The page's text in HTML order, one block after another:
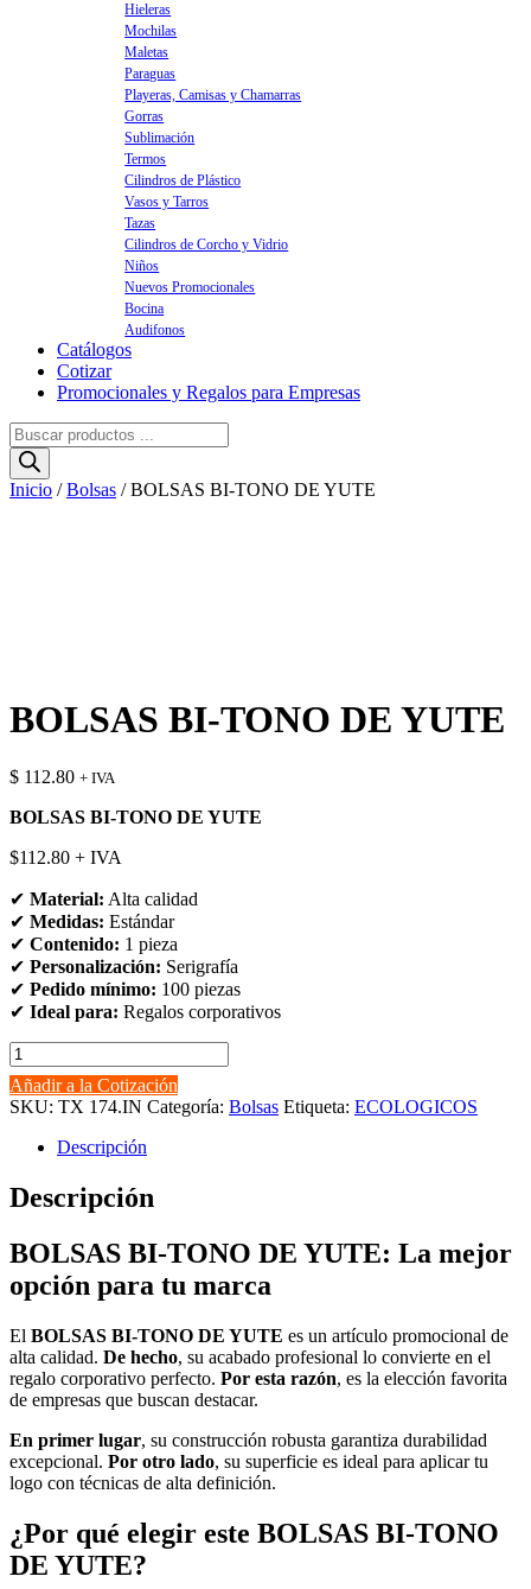
Hieleras
Mochilas
Maletas
Paraguas
Playeras, Camisas y Chamarras
Gorras
Sublimación
Termos
Cilindros de Plástico
Vasos y Tarros
Tazas
Cilindros de Corcho y Vidrio
Niños
Nuevos Promocionales
Bocina
Audifonos
Catálogos
Cotizar
Promocionales y Regalos para Empresas
Búsqueda
de
productos
Inicio /Bolsas / BOLSAS BI-TONO DE YUTE
BOLSAS BI-TONO DE YUTE
$ 112.80 + IVA
BOLSAS BI-TONO DE YUTE
$112.80 + IVA
✔ Material: Alta calidad
✔ Medidas: Estándar
✔ Contenido: 1 pieza
✔ Personalización: Serigrafía
✔ Pedido mínimo: 100 piezas
✔ Ideal para: Regalos corporativos
BOLSAS
BI-
TONO
DE
YUTE
cantidad
Añadir a la Cotización
SKU: TX 174.IN Categoría: Bolsas Etiqueta: ECOLOGICOS
Descripción
Descripción
BOLSAS BI-TONO DE YUTE: La mejor
opción para tu marca
El BOLSAS BI-TONO DE YUTE es un artículo promocional de
alta calidad. De hecho, su acabado profesional lo convierte en el
regalo corporativo perfecto. Por esta razón, es la elección favorita
de empresas que buscan destacar.
En primer lugar, su construcción robusta garantiza durabilidad
excepcional. Por otro lado, su superficie es ideal para aplicar tu
logo con técnicas de alta definición.
¿Por qué elegir este BOLSAS BI-TONO
DE YUTE?